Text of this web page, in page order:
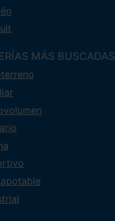
MÁS BUSCADAS